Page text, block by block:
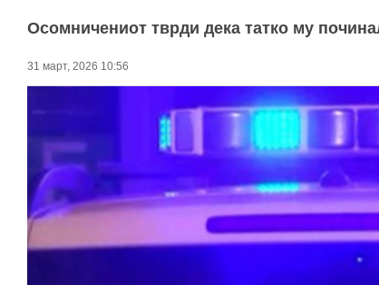
Осомничениот тврди дека татко му
31 март, 2026 10:56